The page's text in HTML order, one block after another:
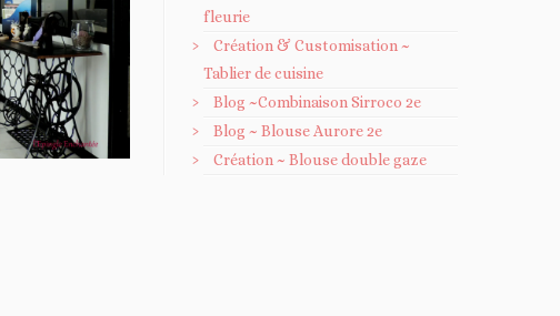
fleurie
Création & Customisation ~
Tablier de cuisine
Blog ~Combinaison Sirroco 2e
Blog ~ Blouse Aurore 2e
Création ~ Blouse double gaze